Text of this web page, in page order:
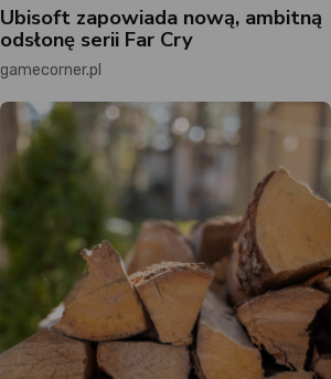
Ubisoft zapowiada nową, ambitną
odsłonę serii Far Cry
gamecorner.pl